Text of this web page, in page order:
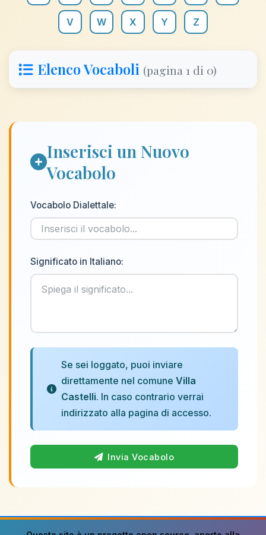
V W X Y Z
Elenco Vocaboli (pagina 1 di 0)
Inserisci un Nuovo
Vocabolo
Vocabolo Dialettale:
Significato in Italiano:
Se sei loggato, puoi inviare
direttamente nel comune Villa
Castelli. In caso contrario verrai
indirizzato alla pagina di accesso.
Invia Vocabolo